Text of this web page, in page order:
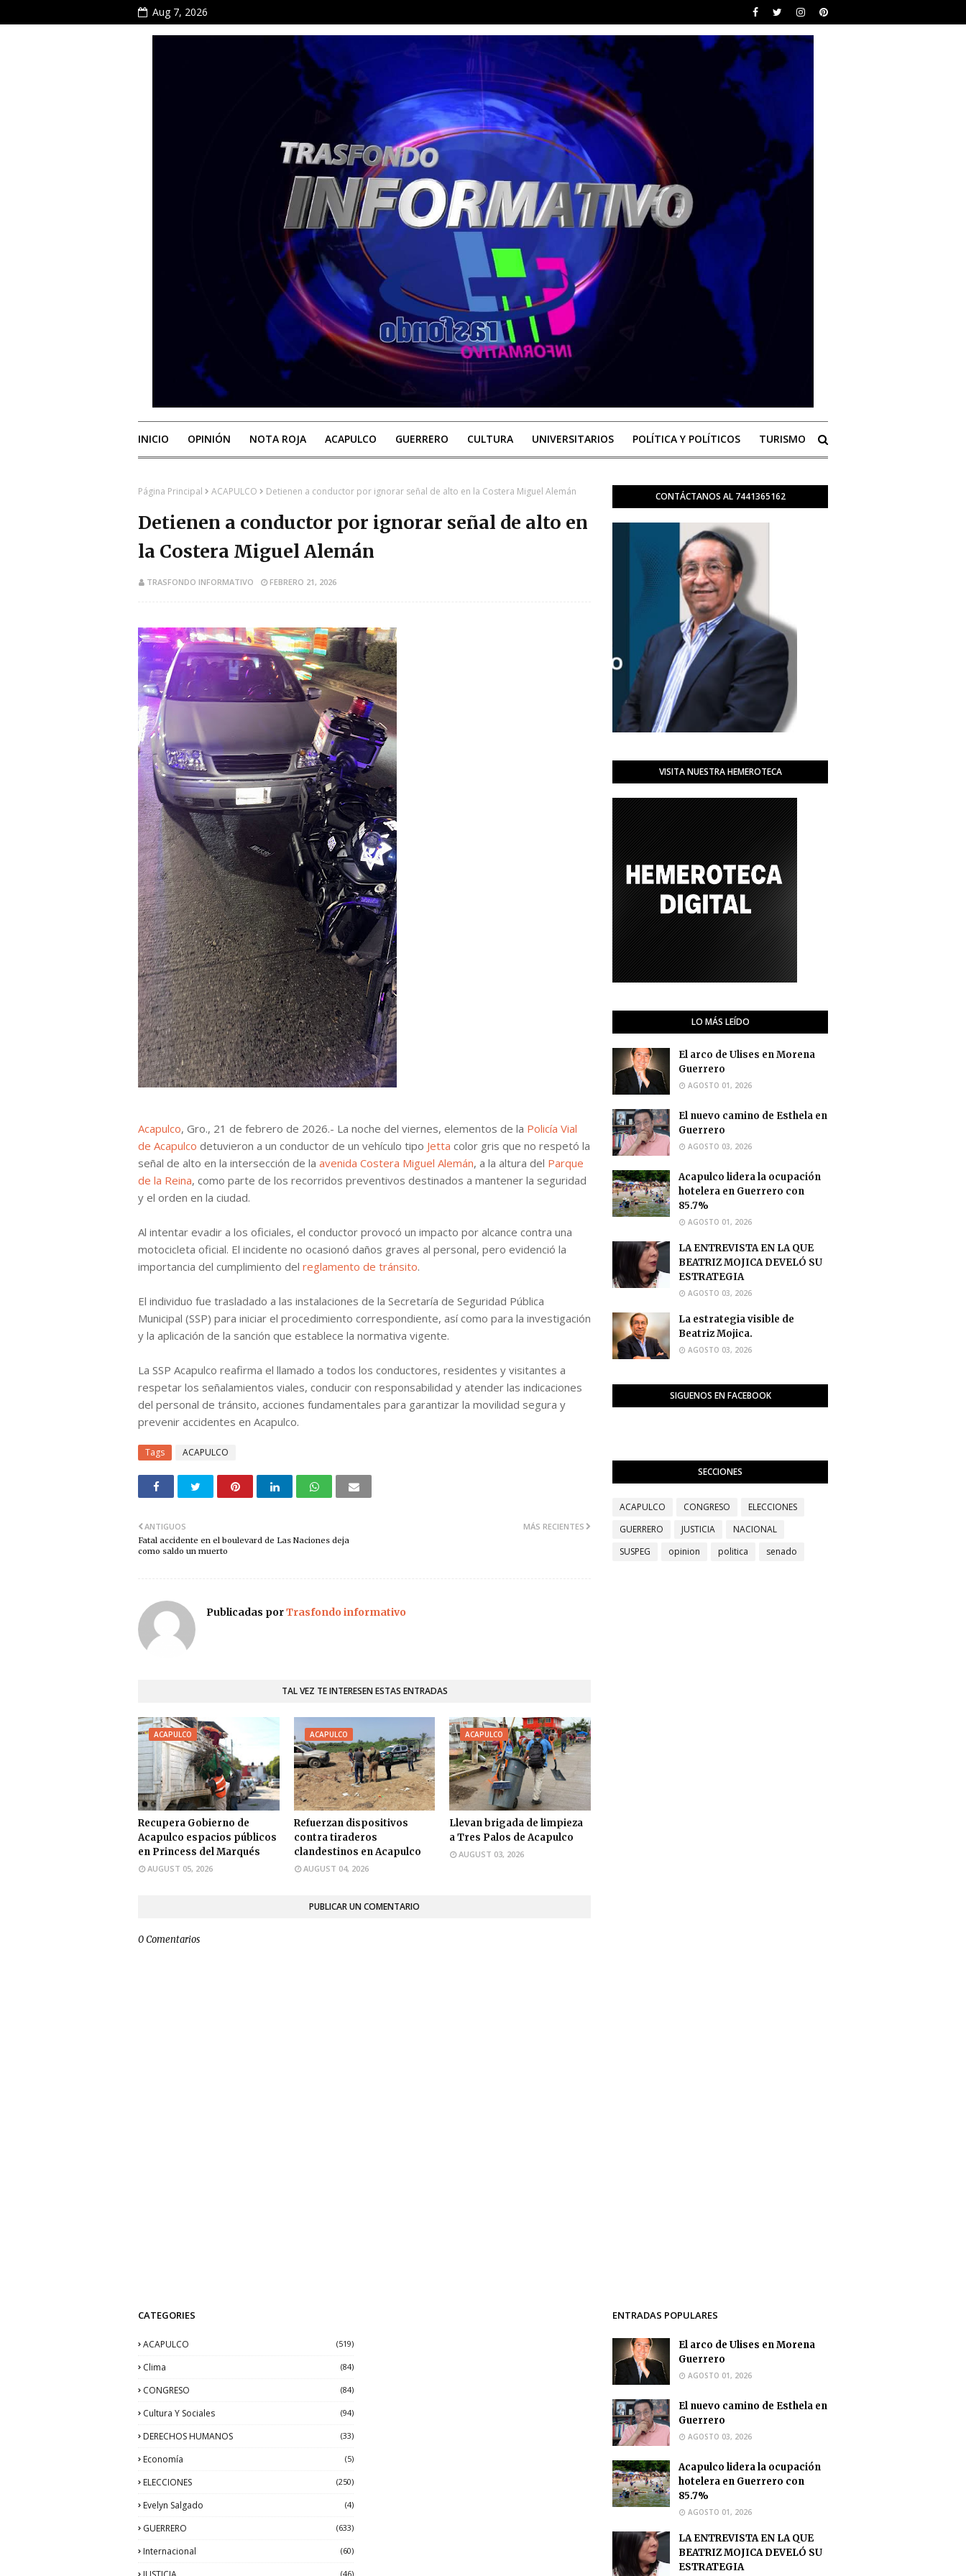
Aug 7, 2026
INICIO OPINIÓN NOTA ROJA ACAPULCO GUERRERO CULTURA UNIVERSITARIOS POLÍTICA Y POLÍTICOS TURISMO
Página Principal ACAPULCO Detienen a conductor por ignorar señal de alto en la Costera Miguel Alemán
Detienen a conductor por ignorar señal de alto en
la Costera Miguel Alemán
TRASFONDO INFORMATIVO FEBRERO 21, 2026
Acapulco, Gro., 21 de febrero de 2026.- La noche del viernes, elementos de la Policía Vial
de Acapulco detuvieron a un conductor de un vehículo tipo Jetta color gris que no respetó la
señal de alto en la intersección de la avenida Costera Miguel Alemán, a la altura del Parque
de la Reina, como parte de los recorridos preventivos destinados a mantener la seguridad
y el orden en la ciudad.
Al intentar evadir a los oficiales, el conductor provocó un impacto por alcance contra una
motocicleta oficial. El incidente no ocasionó daños graves al personal, pero evidenció la
importancia del cumplimiento del reglamento de tránsito.
El individuo fue trasladado a las instalaciones de la Secretaría de Seguridad Pública
Municipal (SSP) para iniciar el procedimiento correspondiente, así como para la investigación
y la aplicación de la sanción que establece la normativa vigente.
La SSP Acapulco reafirma el llamado a todos los conductores, residentes y visitantes a
respetar los señalamientos viales, conducir con responsabilidad y atender las indicaciones
del personal de tránsito, acciones fundamentales para garantizar la movilidad segura y
prevenir accidentes en Acapulco.
Tags ACAPULCO
MÁS RECIENTES
ANTIGUOS
Fatal accidente en el boulevard de Las Naciones deja
como saldo un muerto
Publicadas porTrasfondo informativo
TAL VEZ TE INTERESEN ESTAS ENTRADAS
ACAPULCO
Recupera Gobierno de
Acapulco espacios públicos
en Princess del Marqués
AUGUST 05, 2026
ACAPULCO
Refuerzan dispositivos
contra tiraderos
clandestinos en Acapulco
AUGUST 04, 2026
ACAPULCO
Llevan brigada de limpieza
a Tres Palos de Acapulco
AUGUST 03, 2026
PUBLICAR UN COMENTARIO
0 Comentarios
CONTÁCTANOS AL 7441365162
VISITA NUESTRA HEMEROTECA
LO MÁS LEÍDO
El arco de Ulises en Morena
Guerrero
AGOSTO 01, 2026
El nuevo camino de Esthela en
Guerrero
AGOSTO 03, 2026
Acapulco lidera la ocupación
hotelera en Guerrero con
85.7%
AGOSTO 01, 2026
LA ENTREVISTA EN LA QUE
BEATRIZ MOJICA DEVELÓ SU
ESTRATEGIA
AGOSTO 03, 2026
La estrategia visible de
Beatriz Mojica.
AGOSTO 03, 2026
SIGUENOS EN FACEBOOK
SECCIONES
ACAPULCO CONGRESO
ELECCIONES
GUERRERO
JUSTICIA
NACIONAL
SUSPEG
opinion politica senado
CATEGORIES
ACAPULCO (519)
Clima (84)
CONGRESO (84)
Cultura Y Sociales (94)
DERECHOS HUMANOS (33)
Economía (5)
ELECCIONES (250)
Evelyn Salgado (4)
GUERRERO (633)
Internacional (60)
(46)
ENTRADAS POPULARES
El arco de Ulises en Morena
Guerrero
AGOSTO 01, 2026
El nuevo camino de Esthela en
Guerrero
AGOSTO 03, 2026
Acapulco lidera la ocupación
hotelera en Guerrero con
85.7%
AGOSTO 01, 2026
LA ENTREVISTA EN LA QUE
BEATRIZ MOJICA DEVELÓ SU
ESTRATEGIA